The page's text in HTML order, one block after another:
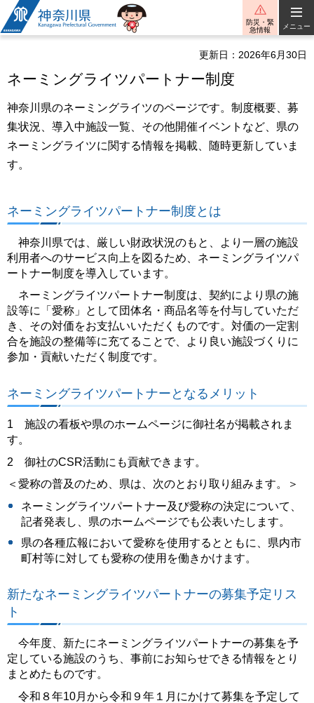
神奈川県
防災・緊
急情報
メニュー
更新日：2026年6月30日
ネーミングライツパートナー制度
神奈川県のネーミングライツのページです。制度概要、募
集状況、導入中施設一覧、その他開催イベントなど、県の
ネーミングライツに関する情報を掲載、随時更新していま
す。
ネーミングライツパートナー制度とは
神奈川県では、厳しい財政状況のもと、より一層の施設
利用者へのサービス向上を図るため、ネーミングライツパ
ートナー制度を導入しています。
ネーミングライツパートナー制度は、契約により県の施
設等に「愛称」として団体名・商品名等を付与していただ
き、その対価をお支払いいただくものです。対価の一定割
合を施設の整備等に充てることで、より良い施設づくりに
参加・貢献いただく制度です。
ネーミングライツパートナーとなるメリット
1 施設の看板や県のホームページに御社名が掲載されま
す。
2 御社のCSR活動にも貢献できます。
＜愛称の普及のため、県は、次のとおり取り組みます。＞
ネーミングライツパートナー及び愛称の決定について、
記者発表し、県のホームページでも公表いたします。
県の各種広報において愛称を使用するとともに、県内市
町村等に対しても愛称の使用を働きかけます。
新たなネーミングライツパートナーの募集予定リス
ト
今年度、新たにネーミングライツパートナーの募集を予
定している施設のうち、事前にお知らせできる情報をとり
まとめたものです。
令和８年10月から令和９年１月にかけて募集を予定して